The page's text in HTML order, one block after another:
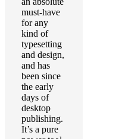
must-have
for any
kind of
typesetting
and design,
and has
been since
the early
days of
desktop
publishing.
It’s a pure